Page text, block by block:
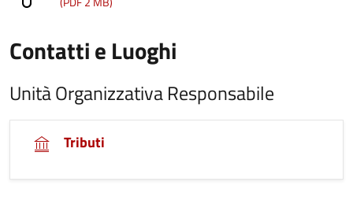
Contatti e Luoghi
Unità Organizzativa Responsabile
Tributi